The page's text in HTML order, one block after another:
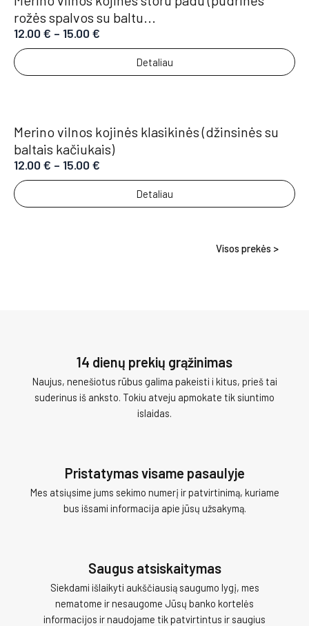
rožės spalvos su baltu...
12.00€ – 15.00€
Detaliau
Merino vilnos kojinės klasikinės (džinsinės su
baltais kačiukais)
12.00€ – 15.00€
Detaliau
Visos prekės >
14 dienų prekių grąžinimas
Naujus, nenešiotus rūbus galima pakeisti i kitus, prieš tai
suderinus iš anksto. Tokiu atveju apmokate tik siuntimo
islaidas.
Pristatymas visame pasaulyje
Mes atsiųsime jums sekimo numerį ir patvirtinimą, kuriame
bus išsami informacija apie jūsų užsakymą.
Saugus atsiskaitymas
Siekdami išlaikyti aukščiausią saugumo lygį, mes
nematome ir nesaugome Jūsų banko kortelės
informacijos ir naudojame tik patvirtintus ir saugius